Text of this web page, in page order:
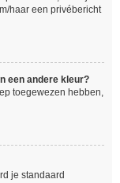
haar een privébericht
een andere kleur?
toegewezen hebben,
je standaard